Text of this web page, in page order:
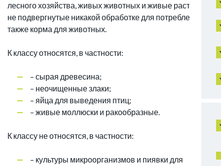
лесного хозяйства, живых животных и живые растения,
не подвергнутые никакой обработке для потребления, а
также корма для животных.
К классу относятся, в частности:
– сырая древесина;
– неочищенные злаки;
– яйца для выведения птиц;
– живые моллюски и ракообразные.
К классу не относятся, в частности:
– культуры микроорганизмов и пиявки для